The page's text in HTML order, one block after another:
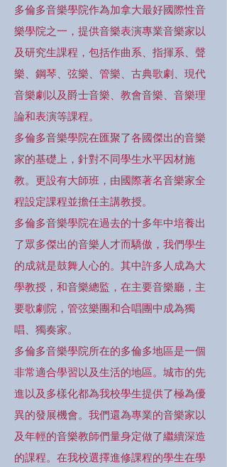
多倫多音樂學院作為加拿大最好國際性音
樂學院之一，提供音樂表演專業音樂家以
及研究生課程，包括作曲系、指揮系、聲
樂、鋼琴、弦樂、管樂、古典歌劇、現代
音樂劇以及爵士音樂、教會音樂、音樂理
論和表演等課程。
多倫多音樂學院在匯聚了各國傑出的音樂
家的基礎上，針對不同學生水平因材施
教。更設有大師班，由國際著名音樂家全
程設定課程並擔任主講教授。
多倫多音樂學院在過去的十多年中培養出
了眾多傑出的音樂人才而驕傲，我們學生
的成就是鼓舞人心的。其中許多人成為大
學教授，和音樂總監，在主要音樂廳，主
要歌劇院，管弦樂團和合唱團中成為獨
唱、獨奏家。
多倫多音樂學院所在的多倫多地區是一個
非常適合學習以及生活的地區。城市的先
進以及多樣化都為我校學生提供了極為優
異的發展機會。我們還為專業的音樂家以
及年輕的音樂教師們量身定做了繼續深造
的課程。在我校選擇進修課程的學生在學